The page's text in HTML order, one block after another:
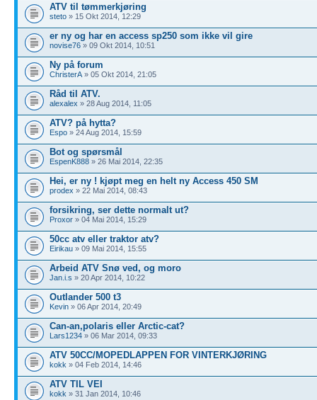
ATV til tømmerkjøring
steto » 15 Okt 2014, 12:29
er ny og har en access sp250 som ikke vil gire
novise76 » 09 Okt 2014, 10:51
Ny på forum
ChristerA » 05 Okt 2014, 21:05
Råd til ATV.
alexalex » 28 Aug 2014, 11:05
ATV? på hytta?
Espo » 24 Aug 2014, 15:59
Bot og spørsmål
EspenK888 » 26 Mai 2014, 22:35
Hei, er ny ! kjøpt meg en helt ny Access 450 SM
prodex » 22 Mai 2014, 08:43
forsikring, ser dette normalt ut?
Proxor » 04 Mai 2014, 15:29
50cc atv eller traktor atv?
Eirikau » 09 Mai 2014, 15:55
Arbeid ATV Snø ved, og moro
Jan.i.s » 20 Apr 2014, 10:22
Outlander 500 t3
Kevin » 06 Apr 2014, 20:49
Can-an,polaris eller Arctic-cat?
Lars1234 » 06 Mar 2014, 09:33
ATV 50CC/MOPEDLAPPEN FOR VINTERKJØRING
kokk » 04 Feb 2014, 14:46
ATV TIL VEI
kokk » 31 Jan 2014, 10:46